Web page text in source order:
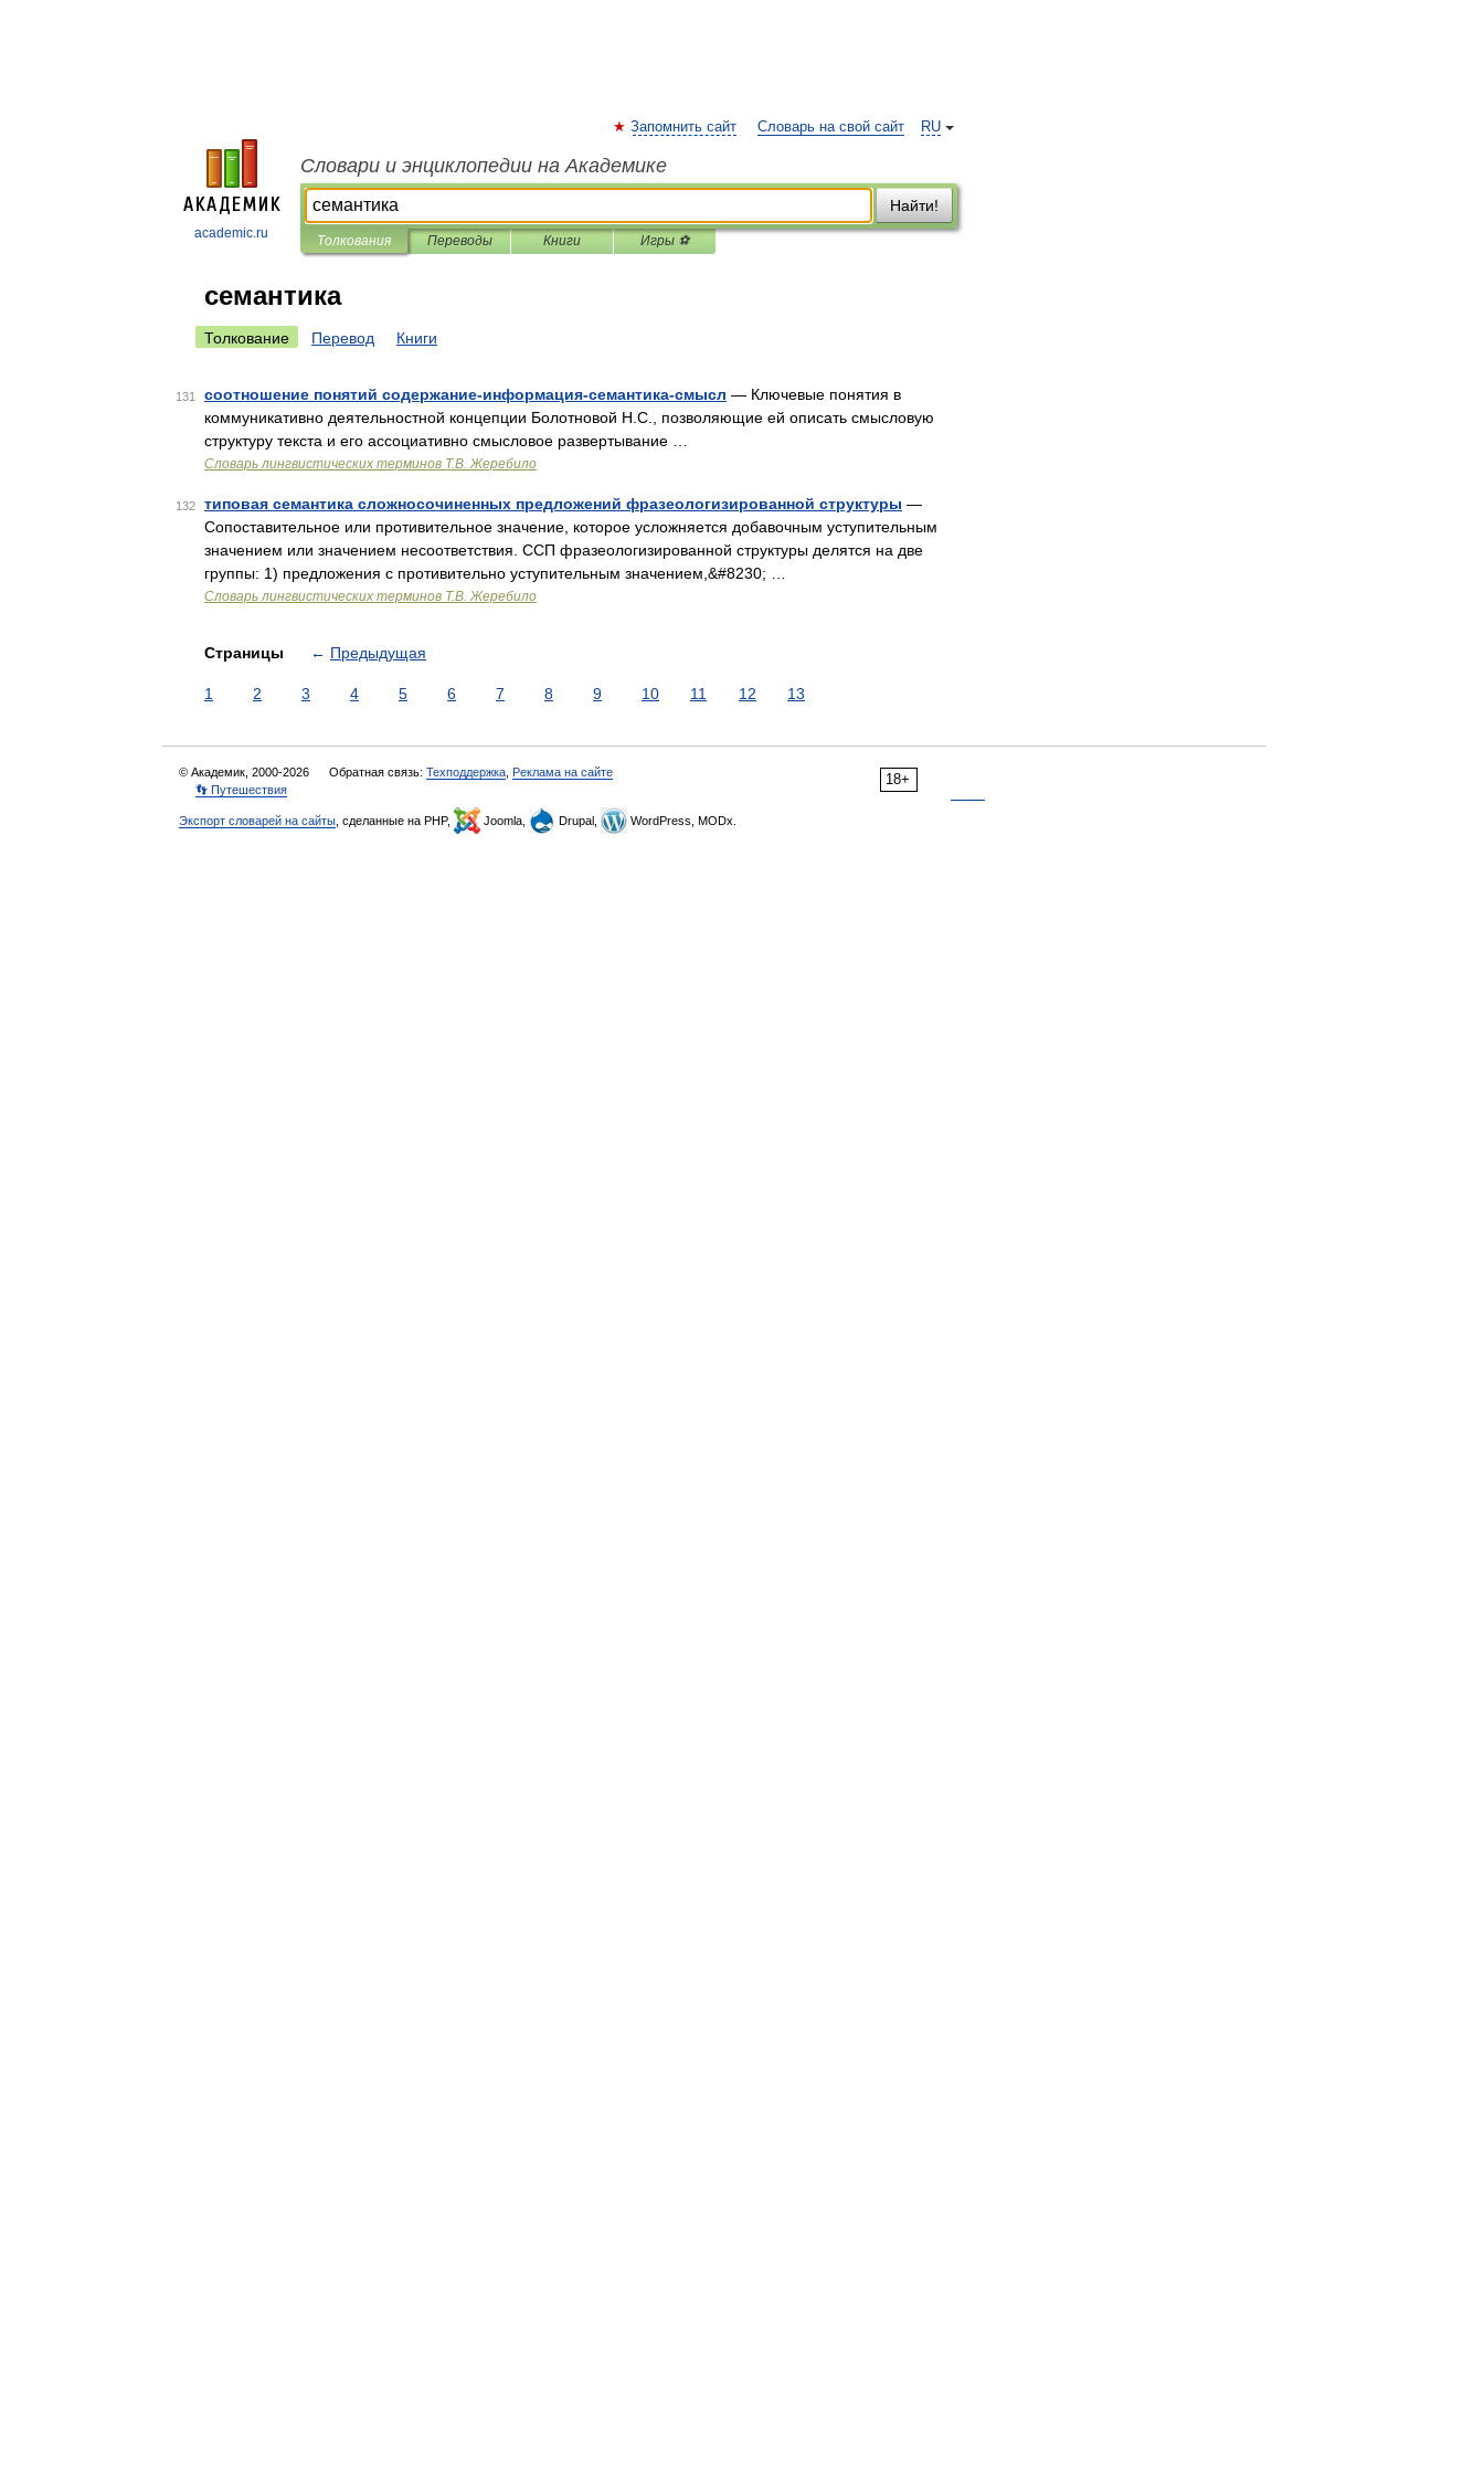
academic.ru
RU
Запомнить сайт Словарь на свой сайт
Словари и энциклопедии на Академике
Найти!
Толкования Переводы Книги Игры ⚽
семантика
Толкование Перевод Книги
131 соотношение понятий содержание-информация-семантика-смысл — Ключевые понятия в
коммуникативно деятельностной концепции Болотновой Н.С., позволяющие ей описать смысловую
структуру текста и его ассоциативно смысловое развертывание …
Словарь лингвистических терминов Т.В. Жеребило
132 типовая семантика сложносочиненных предложений фразеологизированной структуры —
Сопоставительное или противительное значение, которое усложняется добавочным уступительным
значением или значением несоответствия. ССП фразеологизированной структуры делятся на две
группы: 1) предложения с противительно уступительным значением,&#8230; …
Словарь лингвистических терминов Т.В. Жеребило
Страницы ← Предыдущая
1 2 3 4 5 6 7 8 9 10 11 12 13
18+
© Академик, 2000-2026 Обратная связь: Техподдержка Реклама на сайте
👣 Путешествия
Экспорт словарей на сайты , сделанные на PHP, Joomla, Drupal, WordPress, MODx.